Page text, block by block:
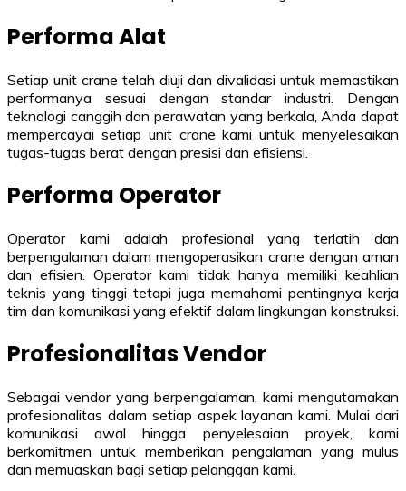
Performa Alat
Setiap unit crane telah diuji dan divalidasi untuk memastikan
performanya sesuai dengan standar industri. Dengan
teknologi canggih dan perawatan yang berkala, Anda dapat
mempercayai setiap unit crane kami untuk menyelesaikan
tugas-tugas berat dengan presisi dan efisiensi.
Performa Operator
Operator kami adalah profesional yang terlatih dan
berpengalaman dalam mengoperasikan crane dengan aman
dan efisien. Operator kami tidak hanya memiliki keahlian
teknis yang tinggi tetapi juga memahami pentingnya kerja
tim dan komunikasi yang efektif dalam lingkungan konstruksi.
Profesionalitas Vendor
Sebagai vendor yang berpengalaman, kami mengutamakan
profesionalitas dalam setiap aspek layanan kami. Mulai dari
komunikasi awal hingga penyelesaian proyek, kami
berkomitmen untuk memberikan pengalaman yang mulus
dan memuaskan bagi setiap pelanggan kami.